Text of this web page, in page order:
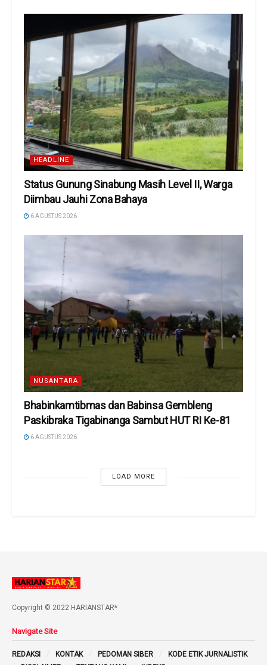
HEADLINE
Status Gunung Sinabung Masih Level II, Warga
Diimbau Jauhi Zona Bahaya
6 AGUSTUS 2026
NUSANTARA
Bhabinkamtibmas dan Babinsa Gembleng
Paskibraka Tigabinanga Sambut HUT RI Ke-81
6 AGUSTUS 2026
LOAD MORE
Copyright © 2022 HARIANSTAR*
Navigate Site
REDAKSI KONTAK PEDOMAN SIBER
KODE ETIK JURNALISTIK